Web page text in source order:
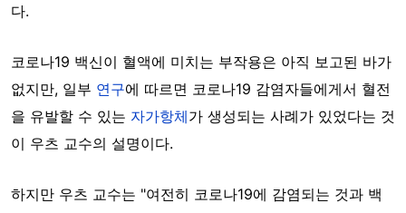
다.
코로나19 백신이 혈액에 미치는 부작용은 아직 보고된 바가
없지만, 일부 연구에 따르면 코로나19 감염자들에게서 혈전
을 유발할 수 있는 자가항체가 생성되는 사례가 있었다는 것
이 우츠 교수의 설명이다.
하지만 우츠 교수는 "여전히 코로나19에 감염되는 것과 백